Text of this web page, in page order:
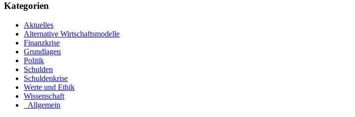
Kategorien
Aktuelles
Alternative Wirtschaftsmodelle
Finanzkrise
Grundlagen
Politik
Schulden
Schuldenkrise
Werte und Ethik
Wissenschaft
_Allgemein